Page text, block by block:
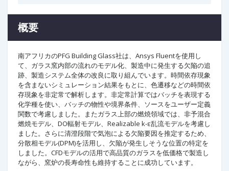
概要
南アフリカのPFG Building Glass社は、Ansys Fluentを使用し
て、ガラス窯内部の流れのモデル化、製造中に発生する欠陥の追
跡、製造システム全体の改良に取り組んでいます。時間依存現象
を含まないシミュレーション結果をもとに、色遷移などの時間依
存現象を非定常で解析します。非定常計算ではバッチを表現する
化学種を使い、バッチの物性や境界条件、ソースをユーザー定義
関数で考慮しました。またガラス上部の燃焼領域では、非予混合
燃焼モデル、DO輻射モデル、Realizable k-ε乱流モデルを考慮し
ました。さらに清澄段階で気泡による欠陥要因を推定するため、
分散相モデル(DPM)を活用し、欠陥が発生しそうな位置の特定を
しました。CFDモデルの活用で高品質のガラスを低価格で製造し
ながら、窯炉の長寿命性も維持することに成功しています。